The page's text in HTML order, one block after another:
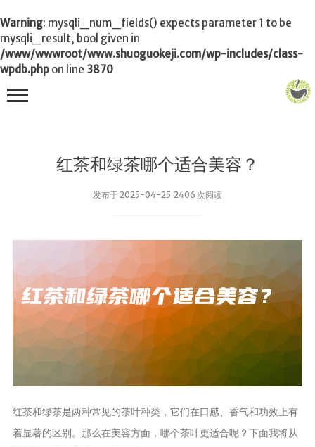
Warning: mysqli_num_fields() expects parameter 1 to be
mysqli_result, bool given in
/www/wwwroot/www.shuoguokeji.com/wp-includes/class-
wpdb.php on line 3870
红茶和绿茶哪个适合美容？
发布于 2025-04-25 2406 次阅读
红茶和绿茶是两种常见的茶叶种类，它们在口感、香气和功效上有
着显著的区别。那么在美容方面，哪个茶叶更适合呢？下面我将从
首页
茶品
饮茶技巧
茶叶品种和
类别